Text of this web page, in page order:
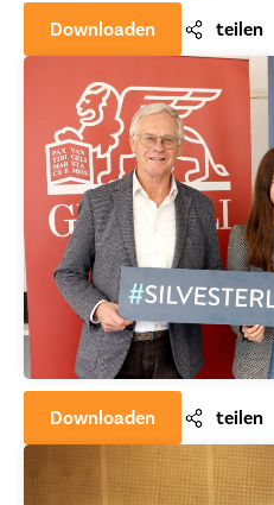
Downloaden teilen
Downloaden teilen